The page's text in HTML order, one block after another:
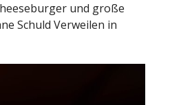
und große
Schuld Verweilen in